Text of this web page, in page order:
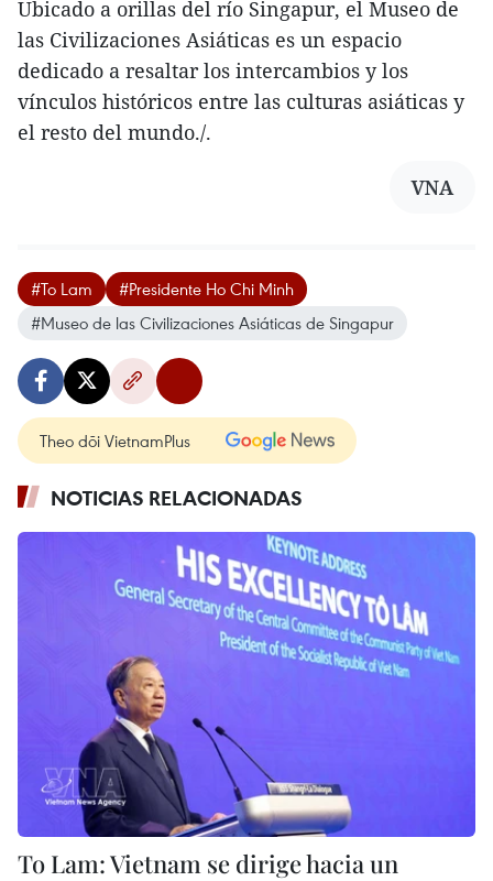
Ubicado a orillas del río Singapur, el Museo de
las Civilizaciones Asiáticas es un espacio
dedicado a resaltar los intercambios y los
vínculos históricos entre las culturas asiáticas y
el resto del mundo./.
VNA
#To Lam
#Presidente Ho Chi Minh
#Museo de las Civilizaciones Asiáticas de Singapur
Theo dõi VietnamPlus
NOTICIAS RELACIONADAS
To Lam: Vietnam se dirige hacia un